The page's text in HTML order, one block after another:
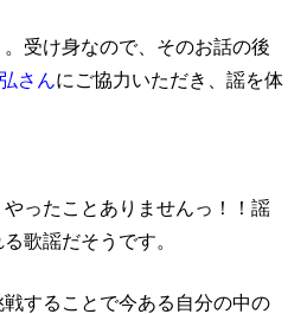
受け身なので、そのお話の後
さんにご協力いただき、謡を体
ったことありませんっ！！謡
歌謡だそうです。
することで今ある自分の中の